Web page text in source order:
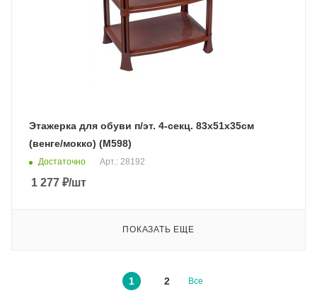
Этажерка для обуви п/эт. 4-секц. 83х51х35см
(венге/мокко) (М598)
Достаточно Арт.: 28192
1 277 ₽/шт
ПОКАЗАТЬ ЕЩЕ
1 2 Все